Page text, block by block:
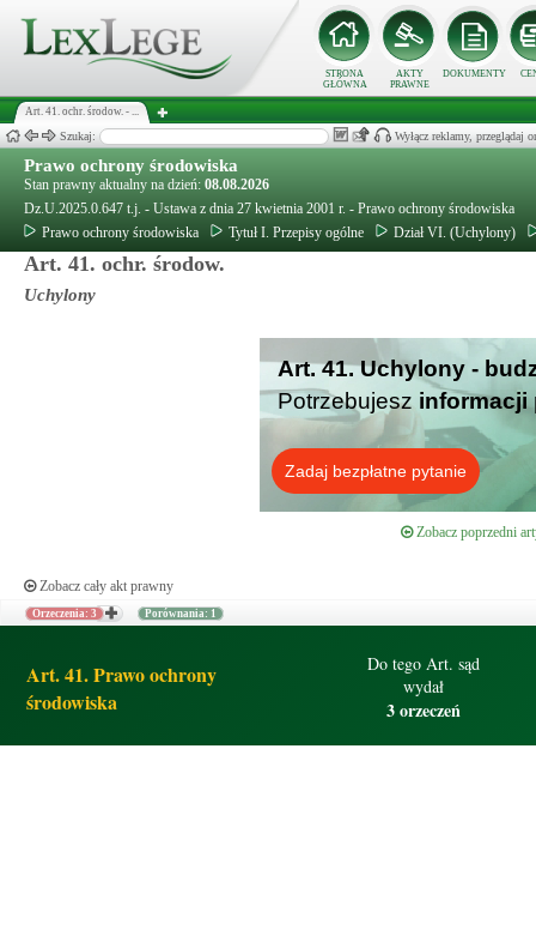
STRONA
GŁÓWNA
AKTY
PRAWNE
DOKUMENTY
Art. 41. ochr. środow. - ...
Szukaj: Wyłącz reklamy, przeglądaj
Prawo ochrony środowiska
Stan prawny aktualny na dzień: 08.08.2026
Dz.U.2025.0.647 t.j. - Ustawa z dnia 27 kwietnia 2001 r. - Prawo ochrony środowiska
Prawo ochrony środowiska
Tytuł I. Przepisy ogólne Dział VI. (Uchylony)
Art. 41. ochr. środow.
Uchylony
Art. 41. Uchylony -
Potrzebujesz informacji
Zadaj bezpłatne pytanie
Zobacz poprzedni
Zobacz cały akt prawny
Orzeczenia: 3 Porównania: 1
Art. 41. Prawo ochrony
środowiska
Do tego Art. sąd
wydał
3 orzeczeń